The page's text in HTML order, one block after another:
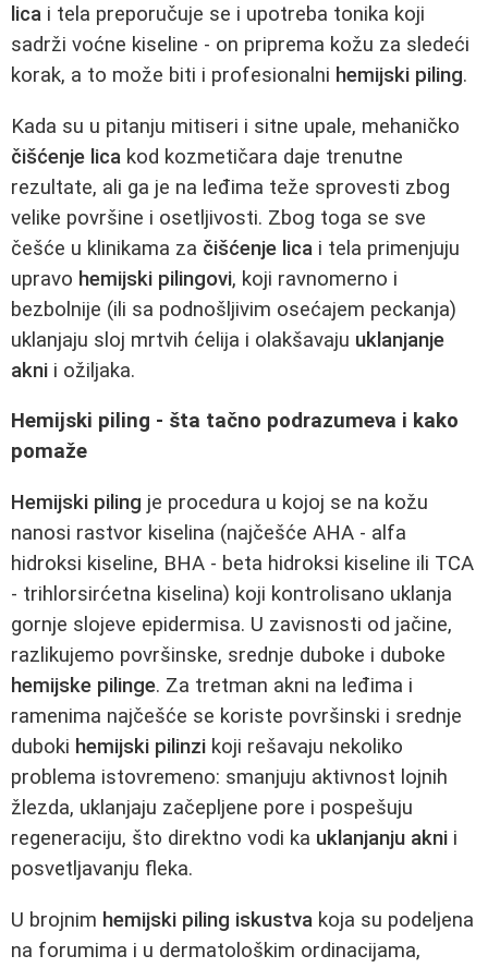
lica i tela preporučuje se i upotreba tonika koji
sadrži voćne kiseline - on priprema kožu za sledeći
korak, a to može biti i profesionalni hemijski piling.
Kada su u pitanju mitiseri i sitne upale, mehaničko
čišćenje lica kod kozmetičara daje trenutne
rezultate, ali ga je na leđima teže sprovesti zbog
velike površine i osetljivosti. Zbog toga se sve
češće u klinikama za čišćenje lica i tela primenjuju
upravo hemijski pilingovi, koji ravnomerno i
bezbolnije (ili sa podnošljivim osećajem peckanja)
uklanjaju sloj mrtvih ćelija i olakšavaju uklanjanje
akni i ožiljaka.
Hemijski piling - šta tačno podrazumeva i kako
pomaže
Hemijski piling je procedura u kojoj se na kožu
nanosi rastvor kiselina (najčešće AHA - alfa
hidroksi kiseline, BHA - beta hidroksi kiseline ili TCA
- trihlorsirćetna kiselina) koji kontrolisano uklanja
gornje slojeve epidermisa. U zavisnosti od jačine,
razlikujemo površinske, srednje duboke i duboke
hemijske pilinge. Za tretman akni na leđima i
ramenima najčešće se koriste površinski i srednje
duboki hemijski pilinzi koji rešavaju nekoliko
problema istovremeno: smanjuju aktivnost lojnih
žlezda, uklanjaju začepljene pore i pospešuju
regeneraciju, što direktno vodi ka uklanjanju akni i
posvetljavanju fleka.
U brojnim hemijski piling iskustva koja su podeljena
na forumima i u dermatološkim ordinacijama,